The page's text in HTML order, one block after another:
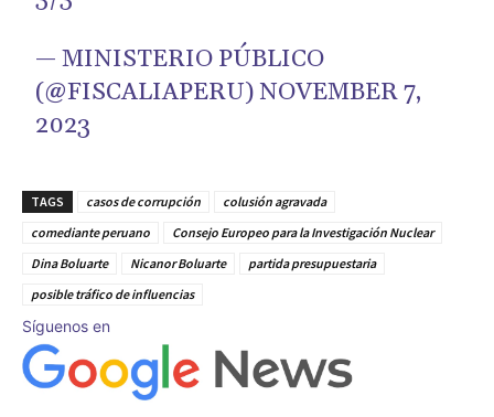
— MINISTERIO PÚBLICO
(@FISCALIAPERU)NOVEMBER 7,
2023
TAGS casos de corrupción
colusión agravada
comediante peruano
Consejo Europeo para la Investigación Nuclear
Dina Boluarte
Nicanor Boluarte
partida presupuestaria
posible tráfico de influencias
Síguenos en